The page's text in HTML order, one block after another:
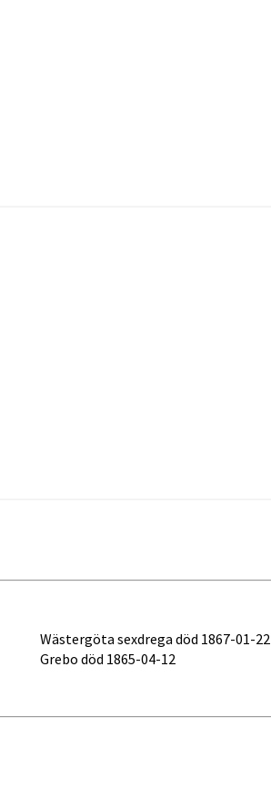
Wästergöta sexdrega död 1867-01-22
Grebo död 1865-04-12